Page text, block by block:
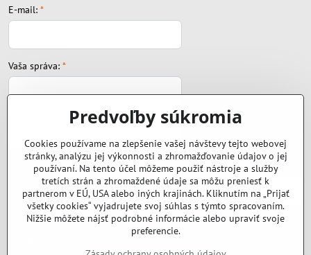
E-mail: *
Vaša správa: *
Súbor:
Predvoľby súkromia
Cookies používame na zlepšenie vašej návštevy tejto webovej
stránky, analýzu jej výkonnosti a zhromažďovanie údajov o jej
používaní. Na tento účel môžeme použiť nástroje a služby
tretích strán a zhromaždené údaje sa môžu preniesť k
partnerom v EÚ, USA alebo iných krajinách. Kliknutím na „Prijať
všetky cookies“ vyjadrujete svoj súhlas s týmto spracovaním.
Nižšie môžete nájsť podrobné informácie alebo upraviť svoje
preferencie.